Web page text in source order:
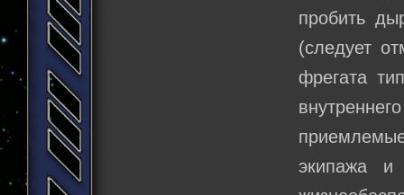
пробить
(следует
фрегата
экипажа